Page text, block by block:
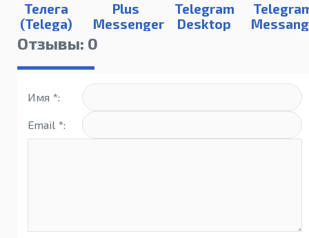
Телега
(Telega)
Plus
Messenger
компьютера
Telegram
Desktop
Отзывы: 0
Имя *:
Email *: